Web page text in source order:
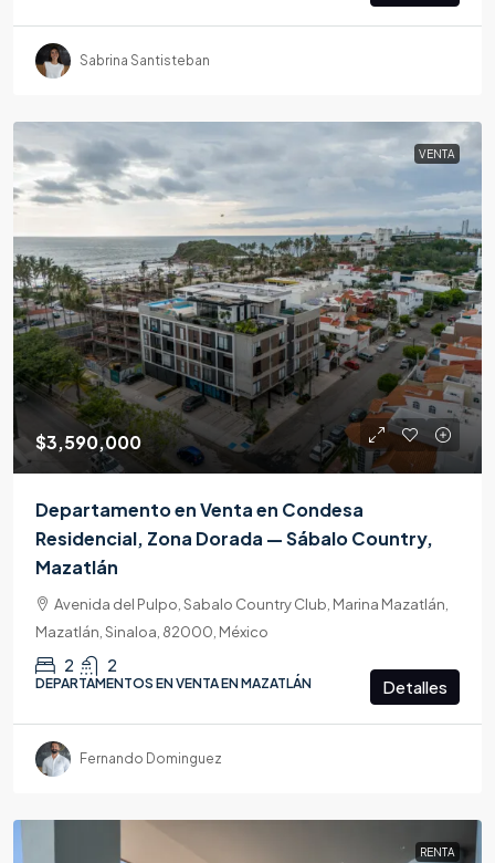
Sabrina Santisteban
VENTA
$3,590,000
Departamento en Venta en Condesa
Residencial, Zona Dorada — Sábalo Country,
Mazatlán
Avenida del Pulpo, Sabalo Country Club, Marina Mazatlán,
Mazatlán, Sinaloa, 82000, México
2 2
DEPARTAMENTOS EN VENTA EN MAZATLÁN Detalles
Fernando Dominguez
RENTA